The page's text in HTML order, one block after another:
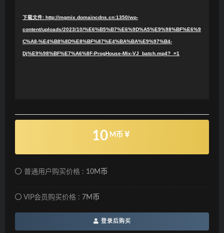
下载文件: http://mqmix.domaincdns.cn:1350/wp-
content/uploads/2023/10/%E6%B5%B7%E6%9D%A5%E9%98%BF%E6%9
C%A8-%E4%B8%8D%E8%BF%87%E4%BA%BA%E9%97%B4-
Dj%E9%98%BF%E7%A6%8F-ProgHouse-Mix-VJ_batch.mp4?_=1
10 M币
普通用户购买价格 : 10M币
VIP会员购买价格 : 7M币
登录后购买